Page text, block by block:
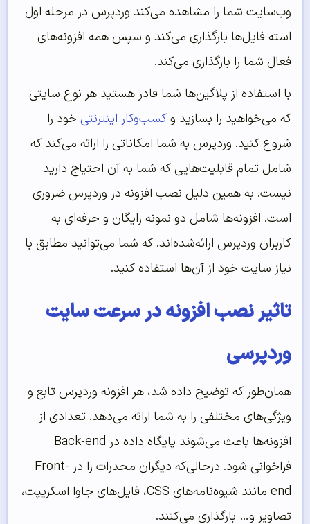
وب‌سایت شما را مشاهده می‌کند وردپرس در مرحله اول
استه فایل‌ها بارگذاری می‌کند و سپس همه افزونه‌های
فعال شما را بارگذاری می‌کند.
با استفاده از پلاگین‌ها شما قادر هستید هر نوع سایتی
که می‌خواهید را بسازید وکسب‌وکار اینترنتی خود را
شروع کنید. وردپرس به شما امکاناتی را ارائه می‌کند که
شامل تمام قابلیت‌هایی که شما به آن احتیاج دارید
نیست. به همین دلیل نصب افزونه در وردپرس ضروری
است. افزونه‌ها شامل دو نمونه رایگان و حرفه‌ای به
کاربران وردپرس ارائه‌شده‌اند. که شما می‌توانید مطابق با
نیاز سایت خود از آن‌ها استفاده کنید.
تاثیر نصب افزونه در سرعت سایت
وردپرسی
همان‌طور که توضیح داده شد، هر افزونه وردپرس تابع و
ویژگی‌های مختلفی را به شما ارائه می‌دهد. تعدادی از
افزونه‌ها باعث می‌شوند پایگاه داده در Back-end
فراخوانی شود. درحالی‌که دیگران محدرات را در Front-
end مانند شیوه‌نامه‌های CSS، فایل‌های جاوا اسکریپت،
تصاویر و… بارگذاری می‌کنند.